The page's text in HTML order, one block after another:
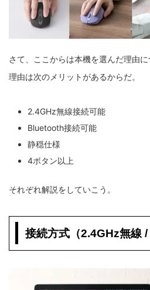
さて、ここからは本機を選んだ理由に
理由は次のメリットがあるからだ。
2.4GHz無線接続可能
Bluetooth接続可能
静穏仕様
4ボタン以上
それぞれ解説をしていこう。
接続方式（2.4GHz無線